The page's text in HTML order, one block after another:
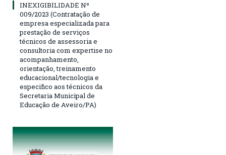
INEXIGIBILIDADE Nº
009/2023 (Contratação de
empresa especializada para
prestação de serviços
técnicos de assessoria e
consultoria com expertise no
acompanhamento,
orientação, treinamento
educacional/tecnologia e
especifico aos técnicos da
Secretaria Municipal de
Educação de Aveiro/PA)